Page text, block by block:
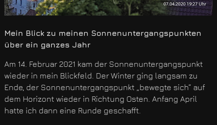
Mein Blick zu meinen Sonnenuntergangspunkten
über ein ganzes Jahr
Am 14. Februar 2021 kam der Sonnenuntergangspunkt
wieder in mein Blickfeld. Der Winter ging langsam zu
Ende, der Sonnenuntergangspunkt „bewegte sich“ auf
dem Horizont wieder in Richtung Osten. Anfang April
hatte ich dann eine Runde geschafft.